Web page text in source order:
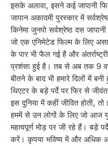
इसके अलावा, इसने कई जापानी
जापान अकादमी पुरस्कार में
किनेमा जुनपो सर्वश्रेष्ठ दस
जो एक एनिमेटेड फिल्म के लिए
के पार भी फैल गई है और
प्रशंसा हुई है। तब से अब तक 9
बीतने के बाद भी हमारे दिलों में
थिएटर के बड़े पर्दे पर फिर से
इस दुनिया में कहीं जीवित होती, तो
हममें से उन लोगों के लिए जो आज
महत्वपूर्ण मोड़ पर जी रहे हैं। बड़े
करें। कृपया भविष्य में और अधिक